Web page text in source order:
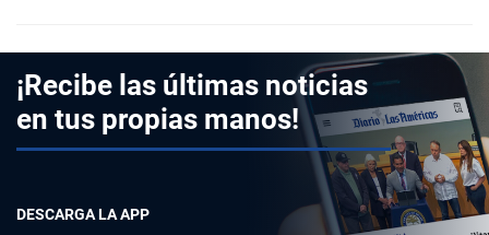
¡Recibe las últimas noticias
en tus propias manos!
DESCARGA LA APP